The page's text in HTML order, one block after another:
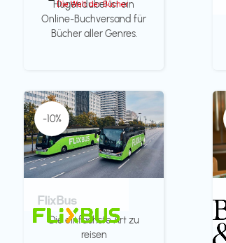
Hugendubel ist ein
Online-Buchversand für
Bücher aller Genres.
-10%
FlixBus
Die einfachste Art zu
reisen